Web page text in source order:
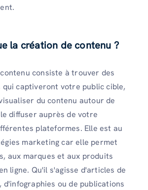
la création de contenu ?
consiste à trouver des
qui captiveront votre public cible,
du contenu autour de
diffuser auprès de votre
plateformes. Elle est au
marketing car elle permet
aux marques et aux produits
ligne. Qu'il s'agisse d'articles de
d'infographies ou de publications